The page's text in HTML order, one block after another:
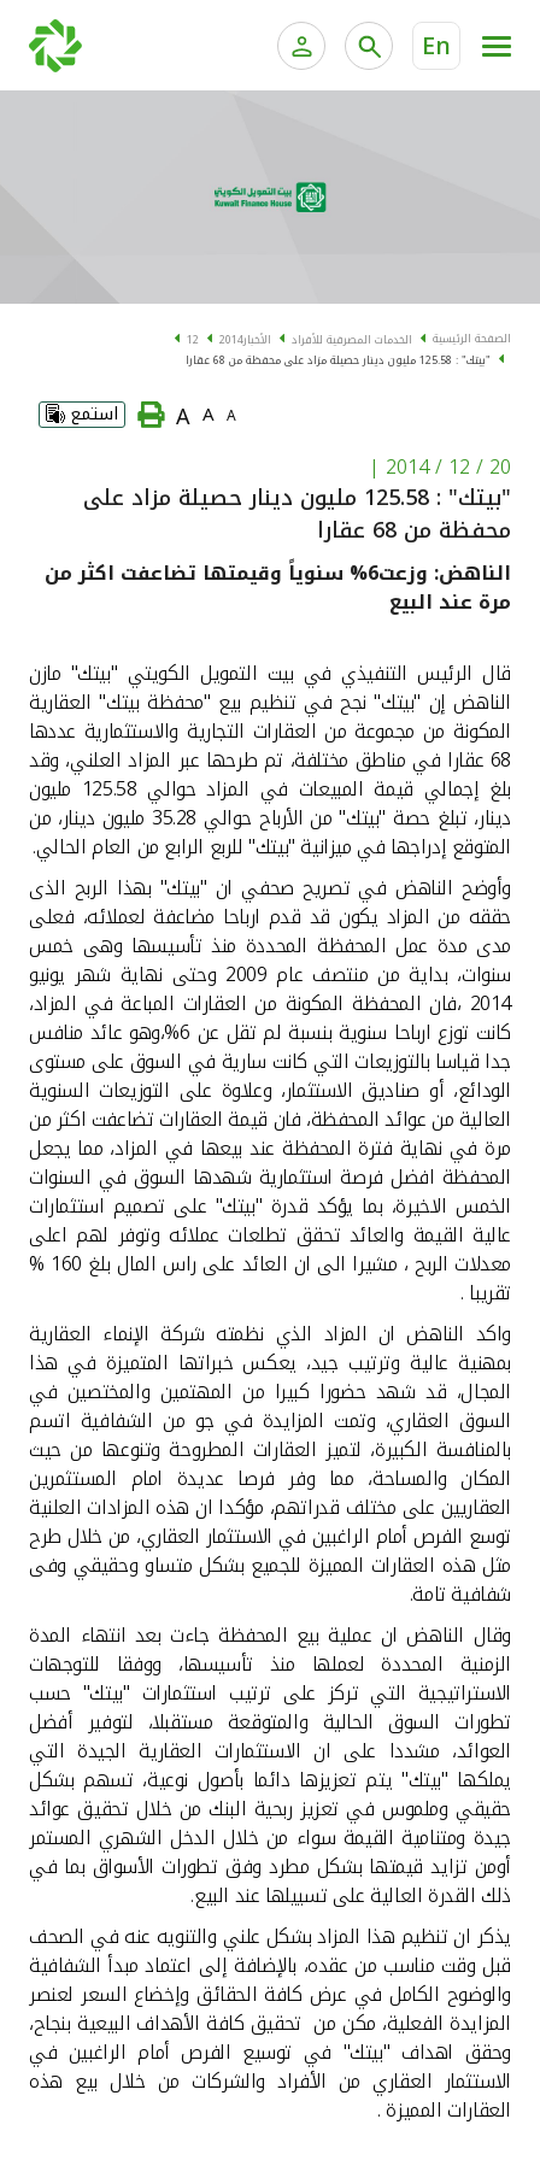
En
الخدمات المصرفية الإلكترونية للشركات
البطاقات
"برامج العملاء"
الاستثمار
القنوات المصرفية
خدمات ما بعد البيع
اتصل بنا
مواقع الفروع وأجهزة الصرف الآلي
ألمانيا
ماليزيا
تركيا
مصر
المملكة المتحدة
مملكة البحرين
الصفحة الرئيسية الخدمات المصرفية للأفراد الأخبار2014
12
"بيتك" : 125.58 مليون دينار حصيلة مزاد على محفظة من 68 عقارا
A
A
A استمع
20 / 12 / 2014
|
"بيتك" : 125.58 مليون دينار حصيلة مزاد على
محفظة من 68 عقارا
الناهض: وزعت6% سنوياً وقيمتها تضاعفت اكثر من
مرة عند البيع
قال الرئيس التنفيذي في بيت التمويل الكويتي "بيتك" مازن
الناهض إن "بيتك" نجح في تنظيم بيع "محفظة بيتك" العقارية
المكونة من مجموعة من العقارات التجارية والاستثمارية عددها
68 عقارا في مناطق مختلفة، تم طرحها عبر المزاد العلني، وقد
بلغ إجمالي قيمة المبيعات في المزاد حوالي 125.58 مليون
دينار، تبلغ حصة "بيتك" من الأرباح حوالي 35.28 مليون دينار، من
المتوقع إدراجها في ميزانية "بيتك" للربع الرابع من العام الحالي.
وأوضح الناهض في تصريح صحفي ان "بيتك" بهذا الربح الذى
حققه من المزاد يكون قد قدم ارباحا مضاعفة لعملائه، فعلى
مدى مدة عمل المحفظة المحددة منذ تأسيسها وهى خمس
سنوات، بداية من منتصف عام 2009 وحتى نهاية شهر يونيو
2014 ،فان المحفظة المكونة من العقارات المباعة في المزاد،
كانت توزع ارباحا سنوية بنسبة لم تقل عن 6%،وهو عائد منافس
جدا قياسا بالتوزيعات التي كانت سارية في السوق على مستوى
الودائع، أو صناديق الاستثمار، وعلاوة على التوزيعات السنوية
العالية من عوائد المحفظة، فان قيمة العقارات تضاعفت اكثر من
مرة في نهاية فترة المحفظة عند بيعها في المزاد، مما يجعل
المحفظة افضل فرصة استثمارية شهدها السوق في السنوات
الخمس الاخيرة، بما يؤكد قدرة "بيتك" على تصميم استثمارات
عالية القيمة والعائد تحقق تطلعات عملائه وتوفر لهم اعلى
معدلات الربح ، مشيرا الى ان العائد على راس المال بلغ 160 %
تقريبا .
واكد الناهض ان المزاد الذي نظمته شركة الإنماء العقارية
بمهنية عالية وترتيب جيد، يعكس خبراتها المتميزة في هذا
المجال، قد شهد حضورا كبيرا من المهتمين والمختصين في
السوق العقاري، وتمت المزايدة في جو من الشفافية اتسم
بالمنافسة الكبيرة، لتميز العقارات المطروحة وتنوعها من حيث
المكان والمساحة، مما وفر فرصا عديدة امام المستثمرين
العقاريين على مختلف قدراتهم، مؤكدا ان هذه المزادات العلنية
توسع الفرص أمام الراغبين في الاستثمار العقاري، من خلال طرح
مثل هذه العقارات المميزة للجميع بشكل متساو وحقيقي وفى
شفافية تامة.
وقال الناهض ان عملية بيع المحفظة جاءت بعد انتهاء المدة
الزمنية المحددة لعملها منذ تأسيسها، ووفقا للتوجهات
الاستراتيجية التي تركز على ترتيب استثمارات "بيتك" حسب
تطورات السوق الحالية والمتوقعة مستقبلا، لتوفير أفضل
العوائد، مشددا على ان الاستثمارات العقارية الجيدة التي
يملكها "بيتك" يتم تعزيزها دائما بأصول نوعية، تسهم بشكل
حقيقي وملموس في تعزيز ربحية البنك من خلال تحقيق عوائد
جيدة ومتنامية القيمة سواء من خلال الدخل الشهري المستمر
أومن تزايد قيمتها بشكل مطرد وفق تطورات الأسواق بما في
ذلك القدرة العالية على تسييلها عند البيع.
يذكر ان تنظيم هذا المزاد بشكل علني والتنويه عنه في الصحف
قبل وقت مناسب من عقده، بالإضافة إلى اعتماد مبدأ الشفافية
والوضوح الكامل في عرض كافة الحقائق وإخضاع السعر لعنصر
المزايدة الفعلية، مكن من تحقيق كافة الأهداف البيعية بنجاح،
وحقق اهداف "بيتك" في توسيع الفرص أمام الراغبين في
الاستثمار العقاري من الأفراد والشركات من خلال بيع هذه
العقارات المميزة.